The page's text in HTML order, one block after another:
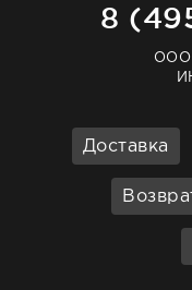
8
ООО
Доставка